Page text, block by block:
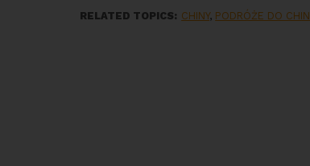
RELATED TOPICS: CHINY, PODRÓŻE DO CHIN